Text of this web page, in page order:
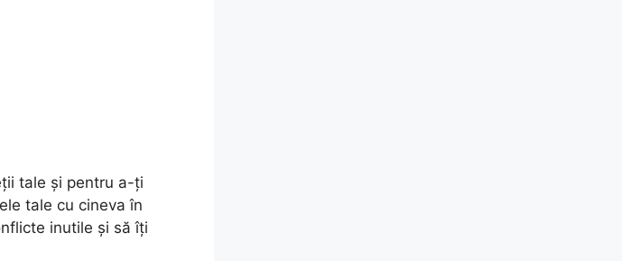
tale și pentru a-ți
tale cu cineva în
inutile și să îți